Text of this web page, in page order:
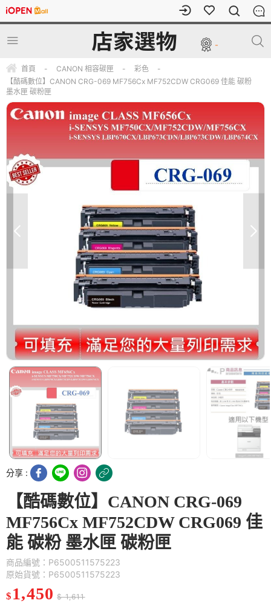
-
首頁 - CANON 相容碳匣 - 彩色
-
【酷碼數位】CANON CRG-069 MF756Cx MF752CDW CRG069 佳能 碳粉
墨水匣 碳粉匣
分享 :
【酷碼數位】CANON CRG-069
MF756Cx MF752CDW CRG069 佳
能 碳粉 墨水匣 碳粉匣
商品編號：P6500511575223
原始貨號：P6500511575223
$ 1,450 $ 1,611